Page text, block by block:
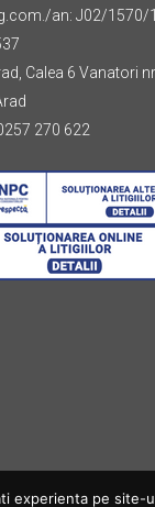
an: J02/1570/
Calea 6 Vanatori
270 622
experienta pe